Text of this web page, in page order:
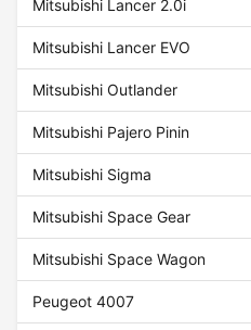
Mitsubishi Lancer 2.0i
Mitsubishi Lancer EVO
Mitsubishi Outlander
Mitsubishi Pajero Pinin
Mitsubishi Sigma
Mitsubishi Space Gear
Mitsubishi Space Wagon
Peugeot 4007